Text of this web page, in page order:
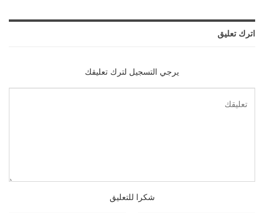
اترك تعليق
يرجي التسجيل لترك تعليقك
شكرا للتعليق